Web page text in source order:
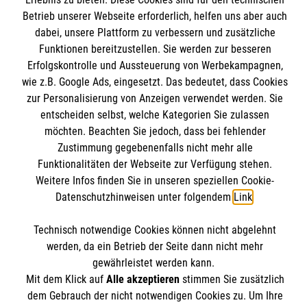
Mitarbeiten
Wir Malteser
Kontakt
Nachhaltigkeit
Transparenz
Prävention
Compliance
Impressum
Datenschutz
Malteser online
Malteserorden
Malteser Jugend
Malteser International
Mediathek
Spendenkonto
Empfänger: Malteser Neckar-Alb
BIC: BFSWDE33XXX (Bank für Sozialwirtschaft)
Soziale Netzwerke
Der Malteser Hilfsdienst e.V. ist als eingetragene
gemeinnützige Organisation von der Körperschaft- und
Betrieb unserer Webseite erforderlich, helfen uns aber auch
dabei, unsere Plattform zu verbessern und zusätzliche
Funktionen bereitzustellen. Sie werden zur besseren
Erfolgskontrolle und Aussteuerung von Werbekampagnen,
wie z.B. Google Ads, eingesetzt. Das bedeutet, dass Cookies
zur Personalisierung von Anzeigen verwendet werden. Sie
entscheiden selbst, welche Kategorien Sie zulassen
möchten. Beachten Sie jedoch, dass bei fehlender
Zustimmung gegebenenfalls nicht mehr alle
Funktionalitäten der Webseite zur Verfügung stehen.
Weitere Infos finden Sie in unseren speziellen Cookie-
Datenschutzhinweisen unter folgendem Link.
Technisch notwendige Cookies können nicht abgelehnt
werden, da ein Betrieb der Seite dann nicht mehr
gewährleistet werden kann.
Mit dem Klick auf Alle akzeptierenstimmen Sie zusätzlich
dem Gebrauch der nicht notwendigen Cookies zu. Um Ihre